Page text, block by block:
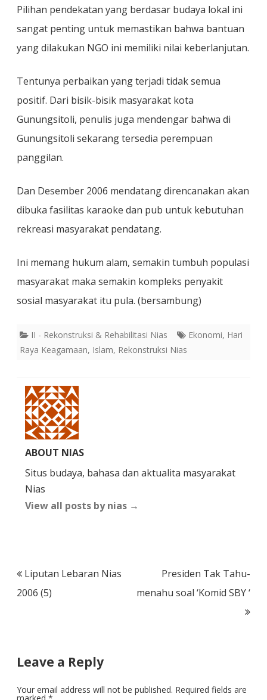
Pilihan pendekatan yang berdasar budaya lokal ini
sangat penting untuk memastikan bahwa bantuan
yang dilakukan NGO ini memiliki nilai keberlanjutan.
Tentunya perbaikan yang terjadi tidak semua
positif. Dari bisik-bisik masyarakat kota
Gunungsitoli, penulis juga mendengar bahwa di
Gunungsitoli sekarang tersedia perempuan
panggilan.
Dan Desember 2006 mendatang direncanakan akan
dibuka fasilitas karaoke dan pub untuk kebutuhan
rekreasi masyarakat pendatang.
Ini memang hukum alam, semakin tumbuh populasi
masyarakat maka semakin kompleks penyakit
sosial masyarakat itu pula. (bersambung)
II - Rekonstruksi & Rehabilitasi Nias Ekonomi, Hari
Raya Keagamaan, Islam, Rekonstruksi Nias
ABOUT NIAS
Situs budaya, bahasa dan aktualita masyarakat
Nias
View all posts by nias →
Post
navigation
Liputan Lebaran Nias
2006 (5)
Presiden Tak Tahu-
menahu soal ‘Komid SBY ‘
Leave a Reply
Your email address will not be published. Required fields are